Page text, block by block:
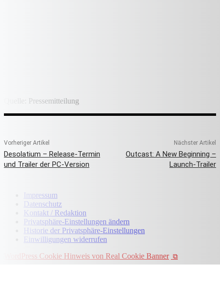
Quelle: Pressemitteilung
Vorheriger Artikel
Desolatium – Release-Termin
und Trailer der PC-Version
Nächster Artikel
Outcast: A New Beginning –
Launch-Trailer
Impressum
Datenschutz
Kontakt / Redaktion
Privatsphäre-Einstellungen ändern
Historie der Privatsphäre-Einstellungen
Einwilligungen widerrufen
WordPress Cookie Hinweis von Real Cookie Banner